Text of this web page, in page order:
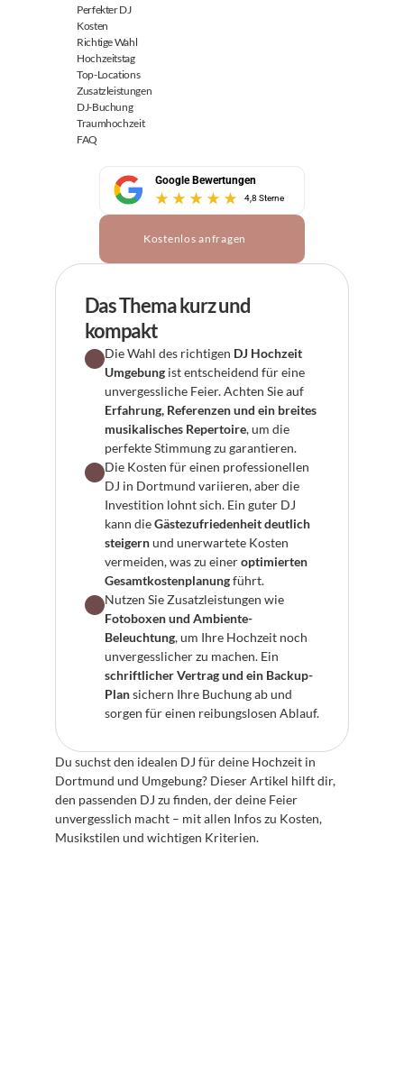
Perfekter DJ
Kosten
Richtige Wahl
Hochzeitstag
Top-Locations
Zusatzleistungen
DJ-Buchung
Traumhochzeit
FAQ
Google Bewertungen
4,8 Sterne
Kostenlos anfragen
Das Thema kurz und
kompakt
Die Wahl des richtigen DJ Hochzeit
Umgebung ist entscheidend für eine
Erfahrung, Referenzen und ein breites
musikalisches Repertoire, um die
perfekte Stimmung zu garantieren.
Die Kosten für einen professionellen
DJ in Dortmund variieren, aber die
Investition lohnt sich. Ein guter DJ
kann die Gästezufriedenheit deutlich
steigern und unerwartete Kosten
vermeiden, was zu einer optimierten
Gesamtkostenplanung führt.
Fotoboxen und Ambiente-
Beleuchtung, um Ihre Hochzeit noch
schriftlicher Vertrag und ein Backup-
Plan sichern Ihre Buchung ab und
sorgen für einen reibungslosen Ablauf.
Du suchst den idealen DJ für deine Hochzeit in
Dortmund und Umgebung? Dieser Artikel hilft dir,
den passenden DJ zu finden, der deine Feier
unvergesslich macht – mit allen Infos zu Kosten,
Musikstilen und wichtigen Kriterien.